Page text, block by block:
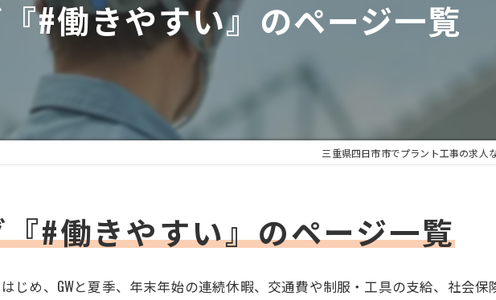
転職
#働きやすい』のページ一覧
三重県四日市市でプラント工事の求人
#働きやすい』のページ一覧
じめ、GWと夏季、年末年始の連続休暇、交通費や制服・工具の支給、社会保